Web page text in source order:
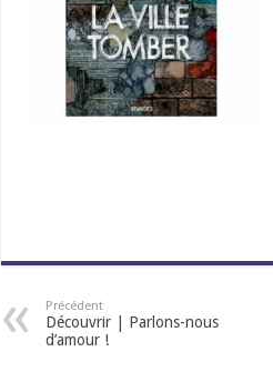
Précédent
Découvrir | Parlons-nous
d’amour !